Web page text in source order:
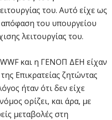
του. Αυτό είχε ως
του υπουργείου
λειτουργίας του.
και η ΓΕΝΟΠ ΔΕΗ είχαν
Επικρατείας ζητώντας
ήταν ότι δεν είχε
ορίζει, και άρα, με
μεταβολές στη